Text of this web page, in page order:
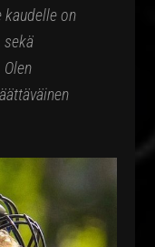
kaudelle on
sekä